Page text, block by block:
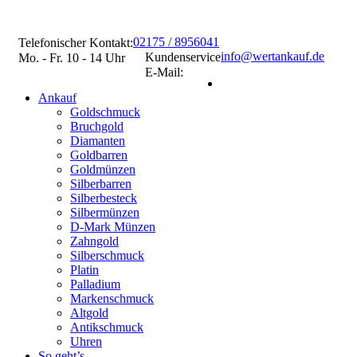
Telefonischer Kontakt:
Mo. - Fr. 10 - 14 Uhr
02175 / 8956041
Kundenservice
E-Mail:
info@wertankauf.de
Ankauf
Goldschmuck
Bruchgold
Diamanten
Goldbarren
Goldmünzen
Silberbarren
Silberbesteck
Silbermünzen
D-Mark Münzen
Zahngold
Silberschmuck
Platin
Palladium
Markenschmuck
Altgold
Antikschmuck
Uhren